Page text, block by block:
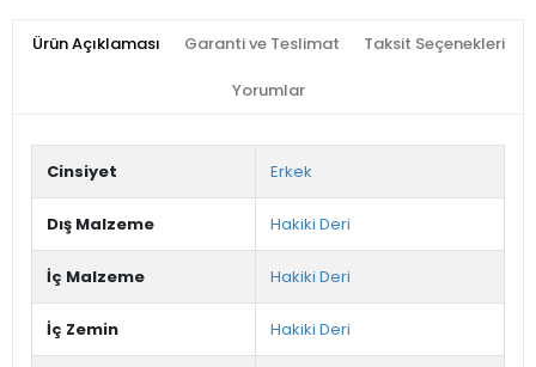
Ürün Açıklaması Garanti ve Teslimat Taksit Seçenekleri
Yorumlar
Cinsiyet Erkek
Dış Malzeme Hakiki Deri
İç Malzeme Hakiki Deri
İç Zemin Hakiki Deri